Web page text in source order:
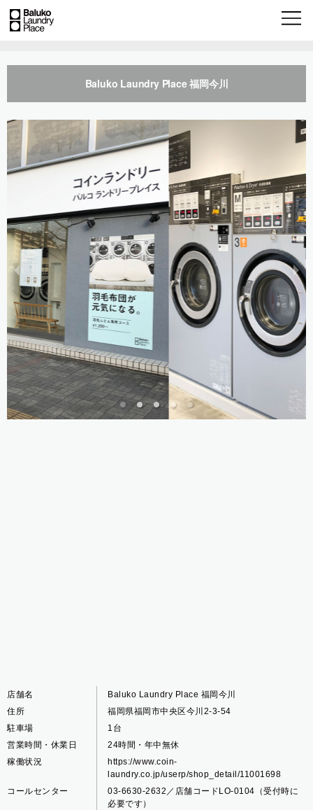
Baluko Laundry Place 福岡今川
店舗名
Baluko Laundry Place 福岡今川
住所
福岡県福岡市中央区今川2-3-54
駐車場
1台
営業時間・休業日
24時間・年中無休
稼働状況
https://www.coin-
laundry.co.jp/userp/shop_detail/11001698
コールセンター
03-6630-2632／店舗コードLO-0104（受付時に
必要です）